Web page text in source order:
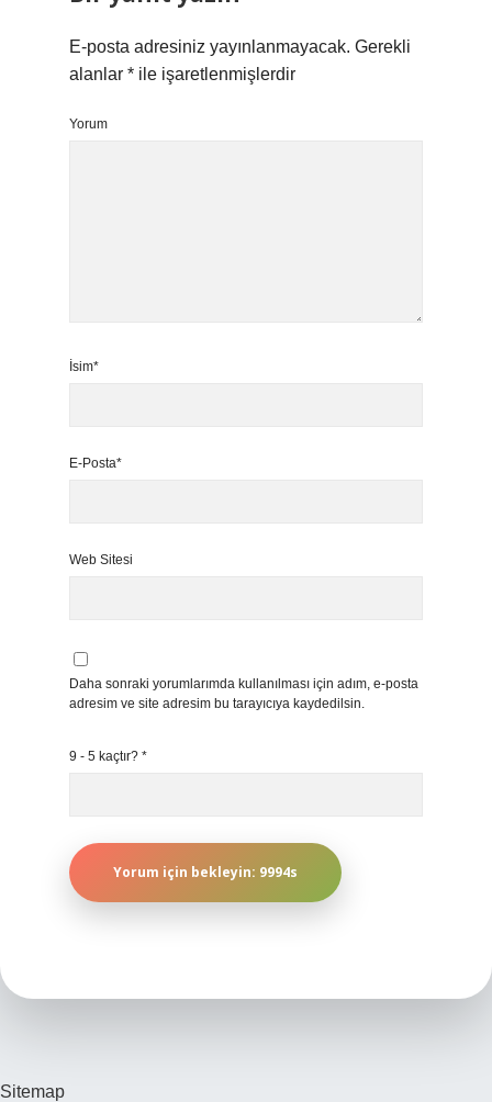
E-posta adresiniz yayınlanmayacak. Gerekli
alanlar * ile işaretlenmişlerdir
Yorum
İsim*
E-Posta*
Web Sitesi
Daha sonraki yorumlarımda kullanılması için adım, e-posta
adresim ve site adresim bu tarayıcıya kaydedilsin.
9 - 5 kaçtır? *
Sitemap